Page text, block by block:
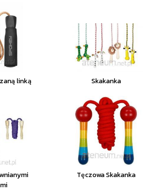
linką Skakanka
Tęczowa Skakanka